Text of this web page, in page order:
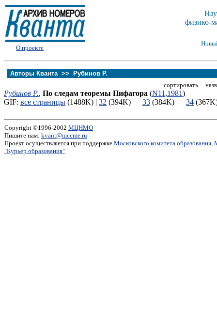
О проекте
физико-
Авторы Кванта >>
Рубинов Р.
сортировать
Рубинов Р., По следам теоремы Пифагора (N11 ,1981)
GIF: все страницы (1488K) | 32 (394K) 33 (384K) 34
Copyright ©1996-2002 МЦНМО
Пишите нам: kvant@mccme.ru
Проект осуществляется при поддержке Московского комитета образования,
"Курьер образования"